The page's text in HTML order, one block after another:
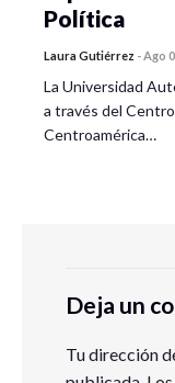
Política
Laura Gutiérrez -Ago
La Universidad
a través del
Centroamérica…
Deja un
Tu dirección